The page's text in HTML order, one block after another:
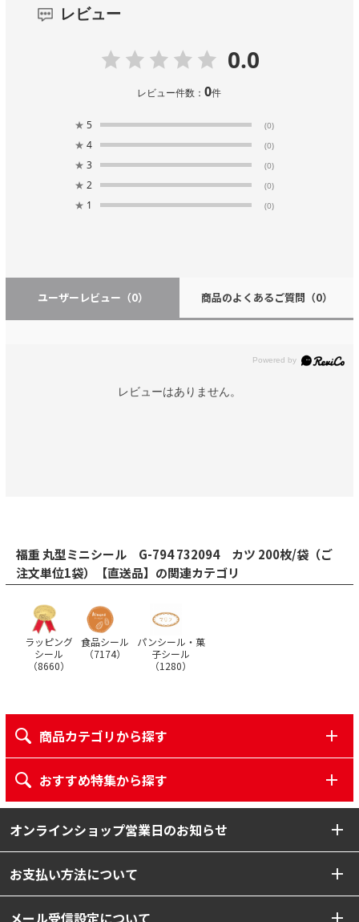
レビュー
0.0
レビュー件数：0件
★ 5 (0)
★ 4 (0)
★ 3 (0)
★ 2 (0)
★ 1 (0)
ユーザーレビュー （0） 商品のよくあるご質問 （0）
レビューはありません。
福重 丸型ミニシール G-794 732094 カツ 200枚/袋（ご
注文単位1袋）【直送品】の関連カテゴリ
ラッピング
シール
（8660）
食品シール
（7174）
パンシール・菓
子シール
（1280）
商品カテゴリから探す
おすすめ特集から探す
オンラインショップ営業日のお知らせ
お支払い方法について
メール受信設定について